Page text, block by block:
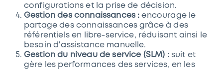
configurations et la prise de décision.
Gestion des connaissances : encourage le
partage des connaissances grâce à des
référentiels en libre-service, réduisant ainsi le
besoin d'assistance manuelle.
Gestion du niveau de service (SLM) : suit et
gère les performances des services, en les